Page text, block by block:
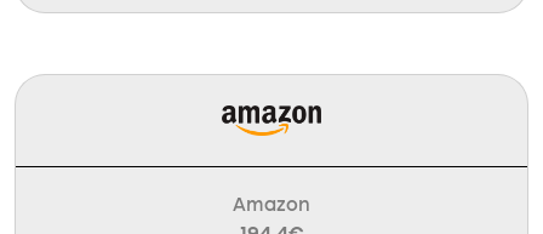
Amazon